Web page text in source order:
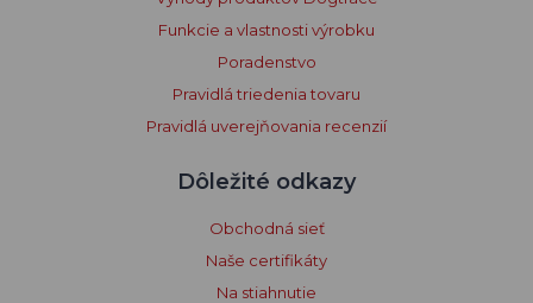
Funkcie a vlastnosti výrobku
Poradenstvo
Pravidlá triedenia tovaru
Pravidlá uverejňovania recenzií
Dôležité odkazy
Obchodná sieť
Naše certifikáty
Na stiahnutie